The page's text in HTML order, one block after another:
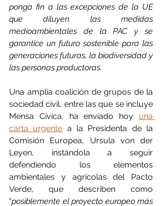
ponga fin a las excepciones de la UE
que diluyen las medidas
medioambientales de la PAC y se
garantice un futuro sostenible para las
generaciones futuras, la biodiversidad y
las personas productoras.
Una amplia coalición de grupos de la
sociedad civil, entre las que se incluye
Mensa Cívica, ha enviado hoy una
carta urgente a la Presidenta de la
Comisión Europea, Ursula von der
Leyen, instándola a seguir
defendiendo los elementos
ambientales y agrícolas del Pacto
Verde, que describen como
"posiblemente el proyecto europeo más